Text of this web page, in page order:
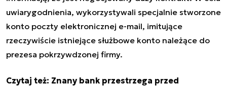
uwiarygodnienia, wykorzystywali specjalnie stworzone
konto poczty elektronicznej e-mail, imitujące
rzeczywiście istniejące służbowe konto należące do
prezesa pokrzywdzonej firmy.
Czytaj też: Znany bank przestrzega przed